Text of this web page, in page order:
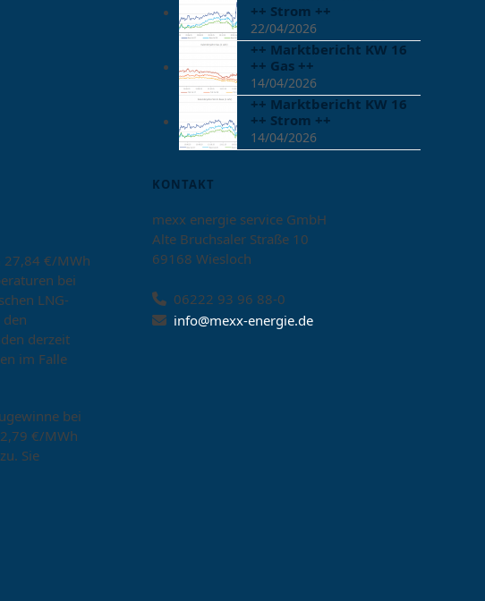
27,84 €/MWh
bei
LNG-
derzeit
im Falle
bei
€/MWh
Sie
++ Strom ++
22/04/2026
++ Marktbericht KW 16
++ Gas ++
14/04/2026
++ Marktbericht KW 16
++ Strom ++
14/04/2026
KONTAKT
mexx energie service GmbH
Alte Bruchsaler Straße 10
69168 Wiesloch
06222 93 96 88-0
info@mexx-energie.de